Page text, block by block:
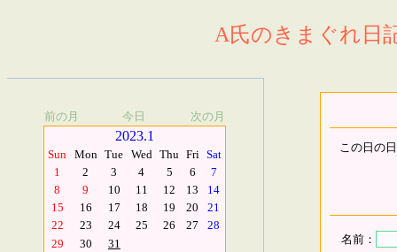
A氏のきまぐれ日
前の月 今日 次の月
2023.1
Sun Mon Tue Wed Thu Fri Sat
1
2 3 4 5 6
7
8
9 10 11 12 13
14
15
16 17 18 19 20
21
22
23 24 25 26 27
28
29
30 31
この日の
名前：